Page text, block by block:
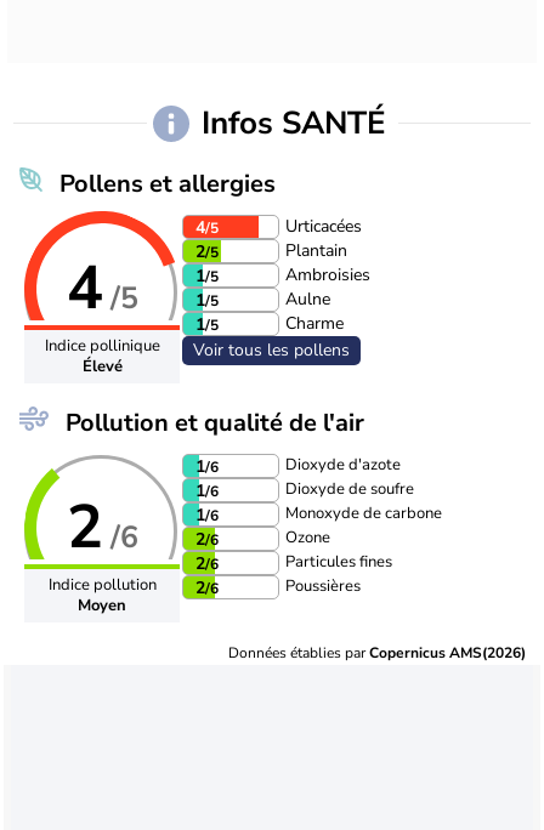
Infos SANTÉ
Pollens et allergies
4/5
Indice pollinique
Élevé
4/5
Urticacées
2/5
Plantain
1/5
Ambroisies
1/5
Aulne
1/5
Charme
Voir tous les pollens
Pollution et qualité de l'air
2 /6
Indice pollution
Moyen
1/6 Dioxyde d'azote
1/6 Dioxyde de soufre
1/6 Monoxyde de carbone
2/6 Ozone
2/6 Particules fines
2/6 Poussières
Données établies parCopernicus AMS(2026)